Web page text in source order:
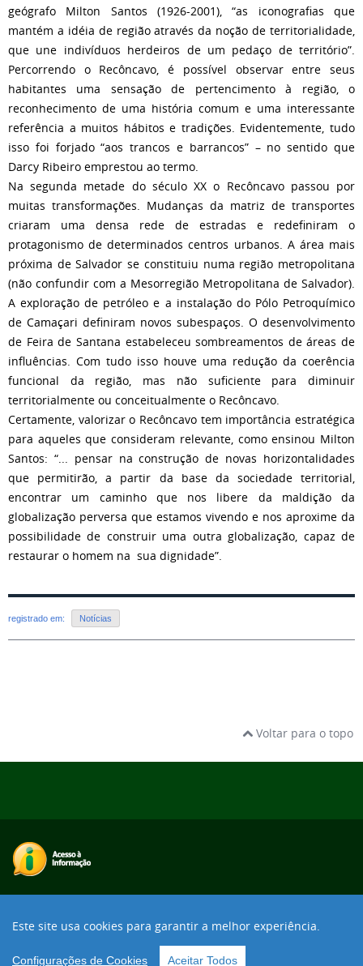
Este site usa cookies para garantir a melhor experiência.
Configurações de Cookies Aceitar Todos
geógrafo Milton Santos (1926-2001), “as iconografias que
mantém a idéia de região através da noção de territorialidade,
que une indivíduos herdeiros de um pedaço de território”.
Percorrendo o Recôncavo, é possível observar entre seus
habitantes uma sensação de pertencimento à região, o
reconhecimento de uma história comum e uma interessante
referência a muitos hábitos e tradições. Evidentemente, tudo
isso foi forjado “aos trancos e barrancos” – no sentido que
Darcy Ribeiro emprestou ao termo.
Na segunda metade do século XX o Recôncavo passou por
muitas transformações. Mudanças da matriz de transportes
criaram uma densa rede de estradas e redefiniram o
protagonismo de determinados centros urbanos. A área mais
próxima de Salvador se constituiu numa região metropolitana
(não confundir com a Mesorregião Metropolitana de Salvador).
A exploração de petróleo e a instalação do Pólo Petroquímico
de Camaçari definiram novos subespaços. O desenvolvimento
de Feira de Santana estabeleceu sombreamentos de áreas de
influências. Com tudo isso houve uma redução da coerência
funcional da região, mas não suficiente para diminuir
territorialmente ou conceitualmente o Recôncavo.
Certamente, valorizar o Recôncavo tem importância estratégica
para aqueles que consideram relevante, como ensinou Milton
Santos: “... pensar na construção de novas horizontalidades
que permitirão, a partir da base da sociedade territorial,
encontrar um caminho que nos libere da maldição da
globalização perversa que estamos vivendo e nos aproxime da
possibilidade de construir uma outra globalização, capaz de
restaurar o homem na sua dignidade”.
registrado em: Notícias
Voltar para o topo
Desenvolvido com o CMS de código aberto Joomla!